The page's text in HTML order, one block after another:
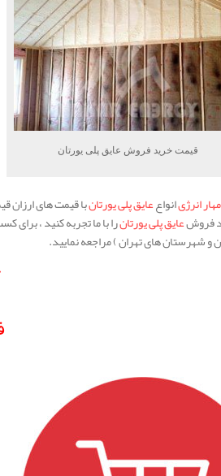
قیمت خرید فروش عایق پلی یورتان
مهار انرژیانواععایق پلی یورتانبا قیمت های
فروشعایق پلی یورتانرا با ما تجربه کنید ، برای
و شهرستان های تهران ) مراجعه نمایید.